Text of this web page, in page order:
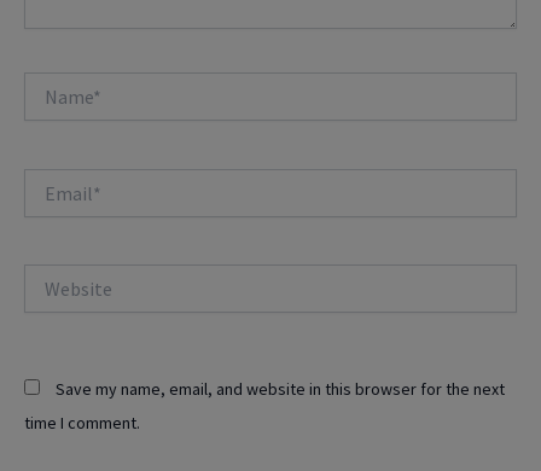
Save my name, email, and website in this browser for the next
time I comment.